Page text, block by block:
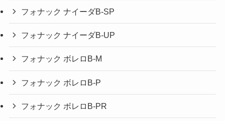
フォナック ナイーダB-SP
フォナック ナイーダB-UP
フォナック ボレロB-M
フォナック ボレロB-P
フォナック ボレロB-PR